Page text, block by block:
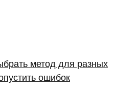
метод для разных
ошибок